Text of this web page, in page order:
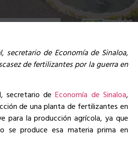
secretario de Economía de Sinaloa,
de fertilizantes por la guerra en
secretario deEconomía de Sinaloa,
de una planta de fertilizantes en
para la producción agrícola, ya que
se produce esa materia prima en